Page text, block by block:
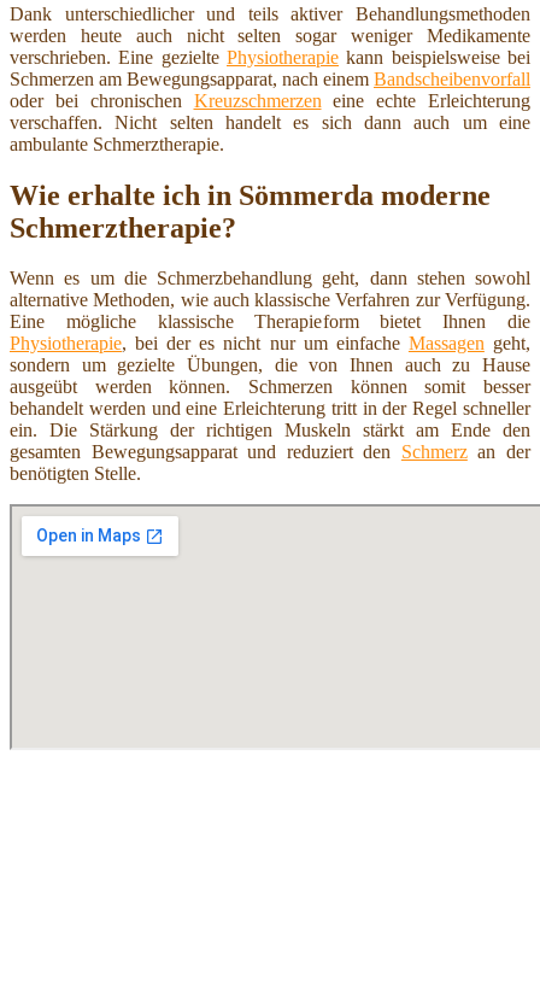
Dank unterschiedlicher und teils aktiver Behandlungsmethoden
werden heute auch nicht selten sogar weniger Medikamente
verschrieben. Eine gezielte Physiotherapie kann beispielsweise bei
Schmerzen am Bewegungsapparat, nach einem Bandscheibenvorfall
oder bei chronischen Kreuzschmerzen eine echte Erleichterung
verschaffen. Nicht selten handelt es sich dann auch um eine
ambulante Schmerztherapie.
Wie erhalte ich in Sömmerda moderne
Schmerztherapie?
Wenn es um die Schmerzbehandlung geht, dann stehen sowohl
alternative Methoden, wie auch klassische Verfahren zur Verfügung.
Eine mögliche klassische Therapieform bietet Ihnen die
Physiotherapie, bei der es nicht nur um einfache Massagengeht,
sondern um gezielte Übungen, die von Ihnen auch zu Hause
ausgeübt werden können. Schmerzen können somit besser
behandelt werden und eine Erleichterung tritt in der Regel schneller
ein. Die Stärkung der richtigen Muskeln stärkt am Ende den
gesamten Bewegungsapparat und reduziert den Schmerzan der
benötigten Stelle.